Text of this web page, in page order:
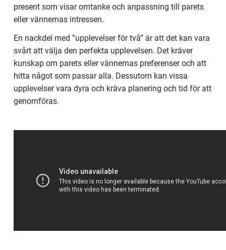
present som visar omtanke och anpassning till parets
eller vännernas intressen.
En nackdel med ”upplevelser för två” är att det kan vara
svårt att välja den perfekta upplevelsen. Det kräver
kunskap om parets eller vännernas preferenser och att
hitta något som passar alla. Dessutom kan vissa
upplevelser vara dyra och kräva planering och tid för att
genomföras.